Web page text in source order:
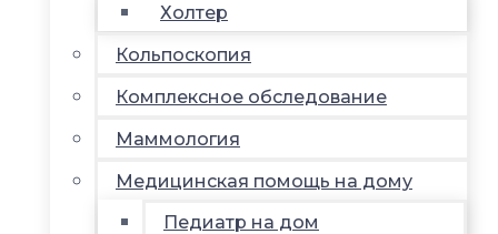
Холтер
Кольпоскопия
Комплексное обследование
Маммология
Медицинская помощь на дому
Педиатр на дом